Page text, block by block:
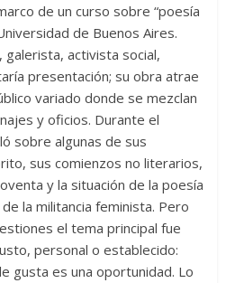
de un curso sobre “poesía
de Buenos Aires.
activista social,
presentación; su obra atrae
variado donde se mezclan
y oficios. Durante el
sobre algunas de sus
sus comienzos no literarios,
y la situación de la poesía
la militancia feminista. Pero
el tema principal fue
personal o establecido:
gusta es una oportunidad. Lo